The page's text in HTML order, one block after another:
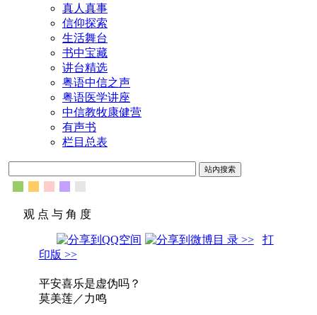
真人真事
信仰探索
生活舞台
书中宝藏
讲台精选
粤语中信之声
粤语医学讲座
中信教牧康健营
有声书
栏目总表
观 点 与 角 度
目 录 >>
打
印版 >>
平安喜乐是虚伪吗？
莫美莲／力鸣